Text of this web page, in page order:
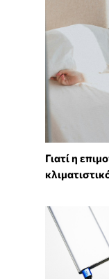
Γιατί η